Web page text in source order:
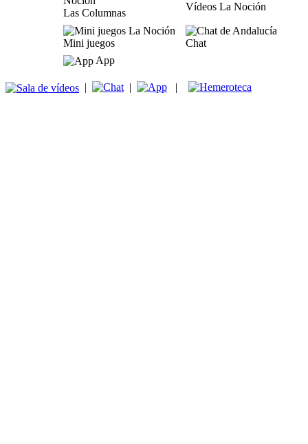
Las Columnas
Vídeos La Noción
Mini juegos
Chat
App
| | |